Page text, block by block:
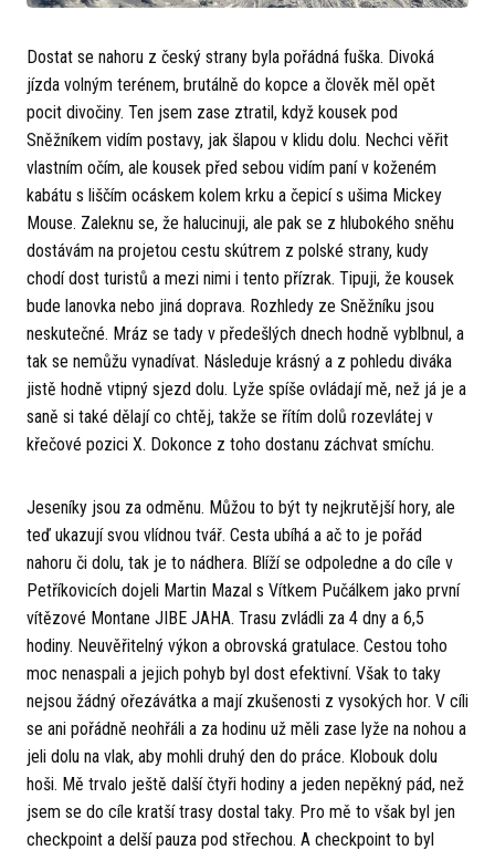
Dostat se nahoru z český strany byla pořádná fuška. Divoká
jízda volným terénem, brutálně do kopce a člověk měl opět
pocit divočiny. Ten jsem zase ztratil, když kousek pod
Sněžníkem vidím postavy, jak šlapou v klidu dolu. Nechci věřit
vlastním očím, ale kousek před sebou vidím paní v koženém
kabátu s liščím ocáskem kolem krku a čepicí s ušima Mickey
Mouse. Zaleknu se, že halucinuji, ale pak se z hlubokého sněhu
dostávám na projetou cestu skútrem z polské strany, kudy
chodí dost turistů a mezi nimi i tento přízrak. Tipuji, že kousek
bude lanovka nebo jiná doprava. Rozhledy ze Sněžníku jsou
neskutečné. Mráz se tady v předešlých dnech hodně vyblbnul, a
tak se nemůžu vynadívat. Následuje krásný a z pohledu diváka
jistě hodně vtipný sjezd dolu. Lyže spíše ovládají mě, než já je a
saně si také dělají co chtěj, takže se řítím dolů rozevlátej v
křečové pozici X. Dokonce z toho dostanu záchvat smíchu.
Jeseníky jsou za odměnu. Můžou to být ty nejkrutější hory, ale
teď ukazují svou vlídnou tvář. Cesta ubíhá a ač to je pořád
nahoru či dolu, tak je to nádhera. Blíží se odpoledne a do cíle v
Petříkovicích dojeli Martin Mazal s Vítkem Pučálkem jako první
vítězové Montane JIBE JAHA. Trasu zvládli za 4 dny a 6,5
hodiny. Neuvěřitelný výkon a obrovská gratulace. Cestou toho
moc nenaspali a jejich pohyb byl dost efektivní. Však to taky
nejsou žádný ořezávátka a mají zkušenosti z vysokých hor. V cíli
se ani pořádně neohřáli a za hodinu už měli zase lyže na nohou a
jeli dolu na vlak, aby mohli druhý den do práce. Klobouk dolu
hoši. Mě trvalo ještě další čtyři hodiny a jeden nepěkný pád, než
jsem se do cíle kratší trasy dostal taky. Pro mě to však byl jen
checkpoint a delší pauza pod střechou. A checkpoint to byl